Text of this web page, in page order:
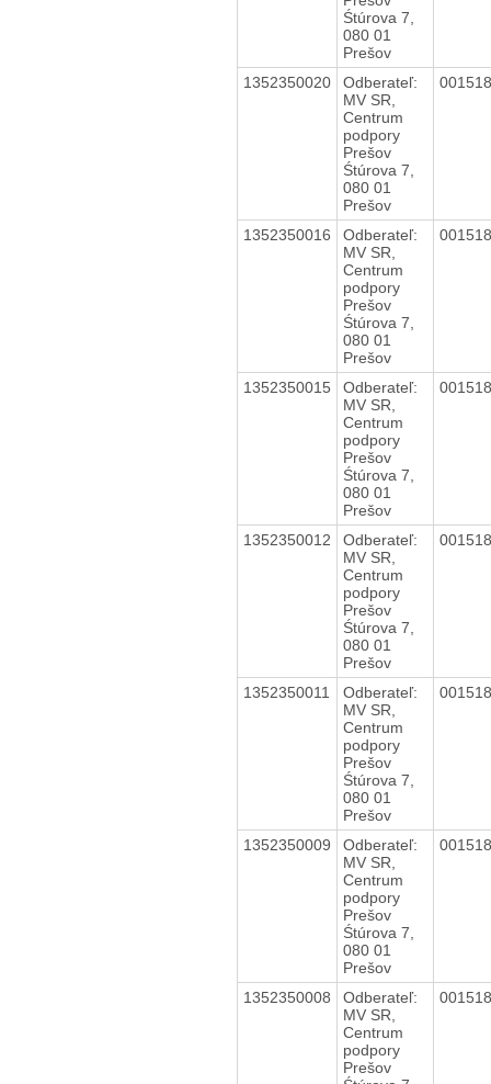
Śtúrova 7,
080 01
Prešov
1352350020
Odberateľ:
MV SR,
Centrum
podpory
Prešov
Śtúrova 7,
080 01
Prešov
1352350016
Odberateľ:
MV SR,
Centrum
podpory
Prešov
Śtúrova 7,
080 01
Prešov
1352350015
Odberateľ:
MV SR,
Centrum
podpory
Prešov
Śtúrova 7,
080 01
Prešov
1352350012
Odberateľ:
MV SR,
Centrum
podpory
Prešov
Śtúrova 7,
080 01
Prešov
1352350011
Odberateľ:
MV SR,
Centrum
podpory
Prešov
Śtúrova 7,
080 01
Prešov
1352350009
Odberateľ:
MV SR,
Centrum
podpory
Prešov
Śtúrova 7,
080 01
Prešov
1352350008
Odberateľ:
MV SR,
Centrum
podpory
Prešov